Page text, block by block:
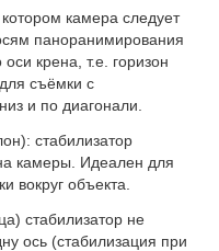
камера следует
паноранимирования
крена, т.е. горизон
съёмки с
и по диагонали.
стабилизатор
камеры. Идеален для
вокруг объекта.
стабилизатор не
ось (стабилизация при